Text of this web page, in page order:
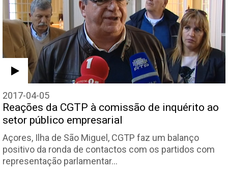
2017-04-05
Reações da CGTP à comissão de inquérito ao
setor público empresarial
Açores, Ilha de São Miguel, CGTP faz um balanço
positivo da ronda de contactos com os partidos com
representação parlamentar…